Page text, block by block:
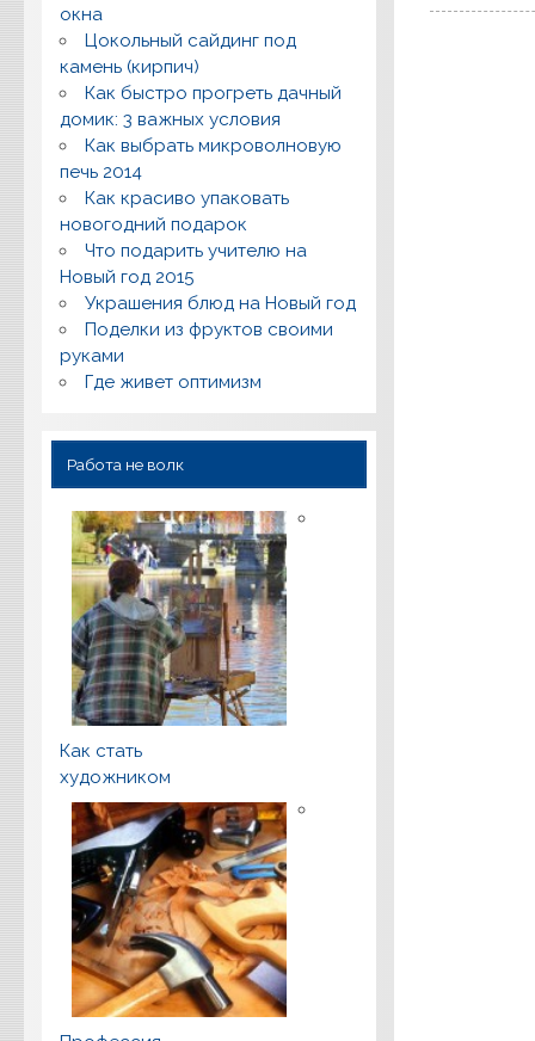
окна
Цокольный сайдинг под
камень (кирпич)
Как быстро прогреть дачный
домик: 3 важных условия
Как выбрать микроволновую
печь 2014
Как красиво упаковать
новогодний подарок
Что подарить учителю на
Новый год 2015
Украшения блюд на Новый год
Поделки из фруктов своими
руками
Где живет оптимизм
Работа не волк
Как стать
художником